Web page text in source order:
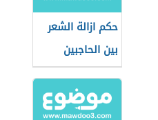
حكم ازالة الشعر
بين الحاجبين